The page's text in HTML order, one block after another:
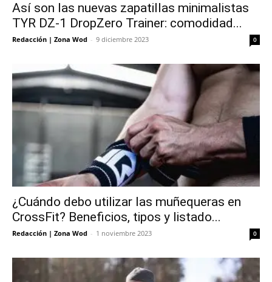
Así son las nuevas zapatillas minimalistas
TYR DZ-1 DropZero Trainer: comodidad...
Redacción | Zona Wod - 9 diciembre 2023 0
¿Cuándo debo utilizar las muñequeras en
CrossFit? Beneficios, tipos y listado...
Redacción | Zona Wod - 1 noviembre 2023 0